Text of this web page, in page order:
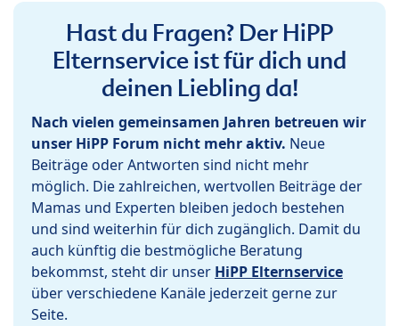
Hast du Fragen? Der HiPP
Elternservice ist für dich und
deinen Liebling da!
Nach vielen gemeinsamen Jahren betreuen wir
unser HiPP Forum nicht mehr aktiv. Neue
Beiträge oder Antworten sind nicht mehr
möglich. Die zahlreichen, wertvollen Beiträge der
Mamas und Experten bleiben jedoch bestehen
und sind weiterhin für dich zugänglich. Damit du
auch künftig die bestmögliche Beratung
bekommst, steht dir unser HiPP Elternservice
über verschiedene Kanäle jederzeit gerne zur
Seite.